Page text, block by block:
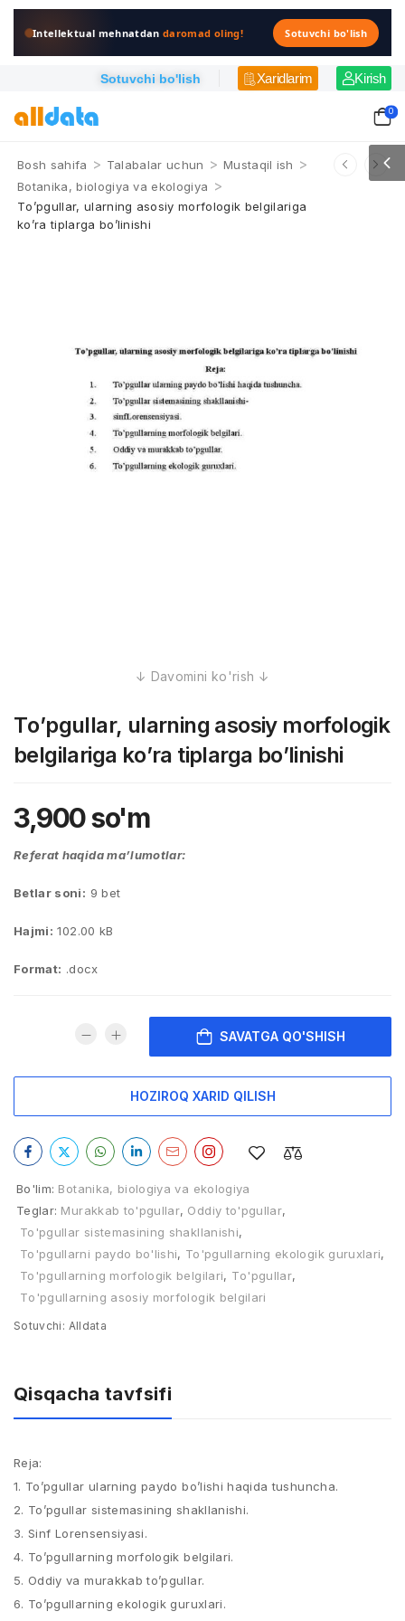
Intellektual mehnatdandaromad oling! Sotuvchi bo'lish
Sotuvchi bo'lish Xaridlarim Kirish
0
Bosh sahifa > Talabalar uchun > Mustaqil ish >
Botanika, biologiya va ekologiya >
Tо’pgullar, ularning asosiy morfologik belgilariga
kо’ra tiplarga bо’linishi
Tо’pgullar, ularning asosiy morfologik
belgilariga kо’ra tiplarga bо’linishi
3,900so'm
Referat haqida ma’lumotlar:
Betlar soni: 9 bet
Hajmi: 102.00 kB
Format: .docx
SAVATGA QO'SHISH
HOZIROQ XARID QILISH
Bo'lim: Botanika, biologiya va ekologiya
Teglar: Murakkab to'pgullar, Oddiy to'pgullar,
To'pgullar sistemasining shakllanishi,
To'pgullarni paydo bo'lishi, To'pgullarning ekologik guruxlari,
To'pgullarning morfologik belgilari, Tо'pgullar,
Tо'pgullarning asosiy morfologik belgilari
Sotuvchi: Alldata
Qisqacha tavfsifi
Reja:
1. To’pgullar ularning paydo bo’lishi haqida tushuncha.
2. To’pgullar sistemasining shakllanishi.
3. Sinf Lorensensiyasi.
4. To’pgullarning morfologik belgilari.
5. Oddiy va murakkab to’pgullar.
6. To’pgullarning ekologik guruxlari.